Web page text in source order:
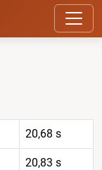
20,68 s
20,83 s